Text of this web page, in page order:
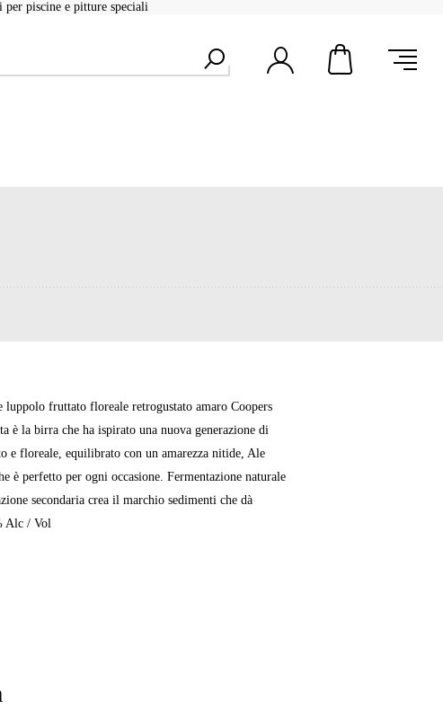
per piscine e pitture speciali
fruttato floreale retrogustato amaro Coopers
è la birra che ha ispirato una nuova generazione di
e floreale, equilibrato con un amarezza nitide, Ale
è perfetto per ogni occasione. Fermentazione naturale
secondaria crea il marchio sedimenti che dà
Alc / Vol